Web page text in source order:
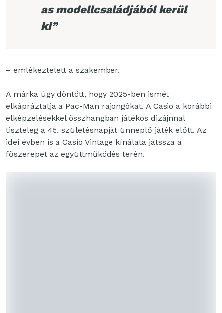
as modellcsaládjából kerül
ki”
– emlékeztetett a szakember.
A márka úgy döntött, hogy 2025-ben ismét
elkápráztatja a Pac-Man rajongókat. A Casio a korábbi
elképzelésekkel összhangban játékos dizájnnal
tiszteleg a 45. születésnapját ünneplő játék előtt. Az
idei évben is a Casio Vintage kínálata játssza a
főszerepet az együttműködés terén.